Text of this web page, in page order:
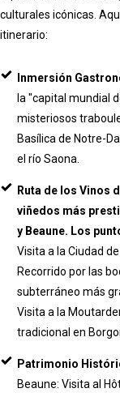
culturales icónicas.
itinerario:
Inmersión
la "capital mundial
misteriosos
Basílica de Notre-
el río Saona.
Ruta de los Vinos
viñedos más
y Beaune. Los
Visita a la Ciudad
Recorrido por las
subterráneo más
Visita a la
tradicional en
Patrimonio
Beaune: Visita al